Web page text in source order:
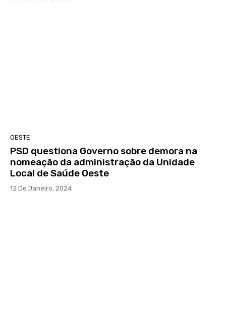
OESTE
PSD questiona Governo sobre demora na
nomeação da administração da Unidade
Local de Saúde Oeste
12 De Janeiro, 2024